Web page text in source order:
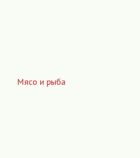
Мясо и рыба